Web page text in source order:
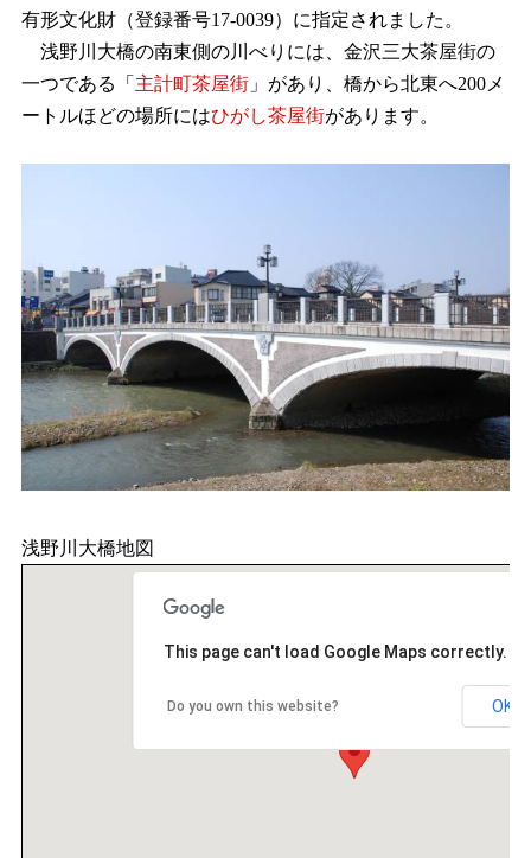
有形文化財（登録番号17-0039）に指定されました。
浅野川大橋の南東側の川べりには、金沢三大茶屋街の
一つである「 主計町茶屋街 」があり、橋から北東へ200メ
ートルほどの場所にはひがし茶屋街があります。
浅野川大橋地図
This page can't load Google Maps correctly.
Do you own this website? OK